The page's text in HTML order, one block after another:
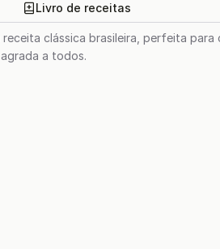
Livro de receitas
clássica brasileira, perfeita
a todos.